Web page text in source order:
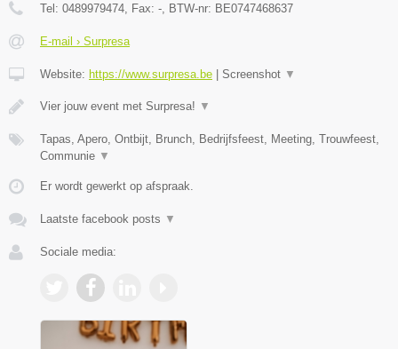
Tel: 0489979474 , Fax: - , BTW-nr: BE0747468637
E-mail › Surpresa
Website: https://www.surpresa.be | Screenshot ▼
Vier jouw event met Surpresa! ▼
Tapas, Apero, Ontbijt, Brunch, Bedrijfsfeest, Meeting, Trouwfeest,
Communie ▼
Er wordt gewerkt op afspraak.
Laatste facebook posts ▼
Sociale media: